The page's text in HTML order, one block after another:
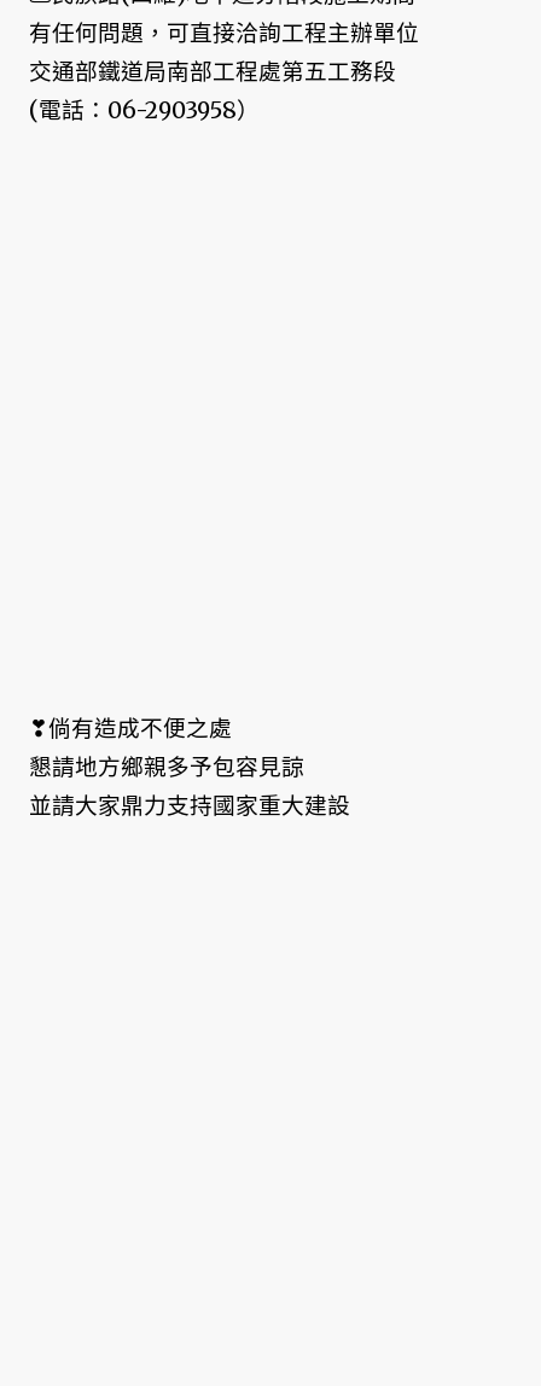
有任何問題，可直接洽詢工程主辦單位
交通部鐵道局南部工程處第五工務段
(電話：06-2903958）
❣倘有造成不便之處
懇請地方鄉親多予包容見諒
並請大家鼎力支持國家重大建設